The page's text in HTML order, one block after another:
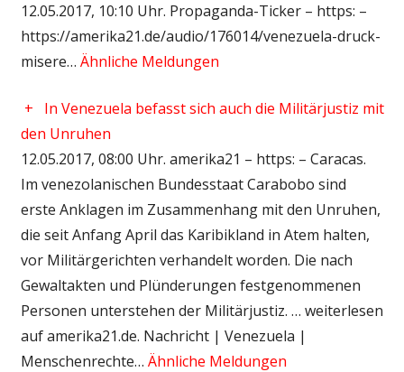
12.05.2017, 10:10 Uhr. Propaganda-Ticker – https: –
https://amerika21.de/audio/176014/venezuela-druck-
misere… Ähnliche Meldungen
+
In Venezuela befasst sich auch die Militärjustiz mit
den Unruhen
12.05.2017, 08:00 Uhr. amerika21 – https: – Caracas.
Im venezolanischen Bundesstaat Carabobo sind
erste Anklagen im Zusammenhang mit den Unruhen,
die seit Anfang April das Karibikland in Atem halten,
vor Militärgerichten verhandelt worden. Die nach
Gewaltakten und Plünderungen festgenommenen
Personen unterstehen der Militärjustiz. … weiterlesen
auf amerika21.de. Nachricht | Venezuela |
Menschenrechte… Ähnliche Meldungen